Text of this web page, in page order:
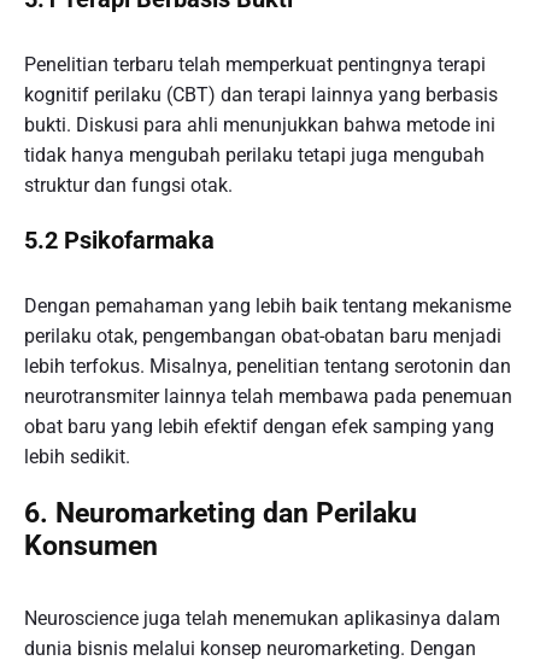
Penelitian terbaru telah memperkuat pentingnya terapi
kognitif perilaku (CBT) dan terapi lainnya yang berbasis
bukti. Diskusi para ahli menunjukkan bahwa metode ini
tidak hanya mengubah perilaku tetapi juga mengubah
struktur dan fungsi otak.
5.2 Psikofarmaka
Dengan pemahaman yang lebih baik tentang mekanisme
perilaku otak, pengembangan obat-obatan baru menjadi
lebih terfokus. Misalnya, penelitian tentang serotonin dan
neurotransmiter lainnya telah membawa pada penemuan
obat baru yang lebih efektif dengan efek samping yang
lebih sedikit.
6. Neuromarketing dan Perilaku
Konsumen
Neuroscience juga telah menemukan aplikasinya dalam
dunia bisnis melalui konsep neuromarketing. Dengan